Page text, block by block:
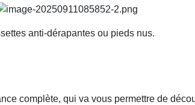
anti-dérapantes ou pieds nus.
complète, qui va vous permettre de